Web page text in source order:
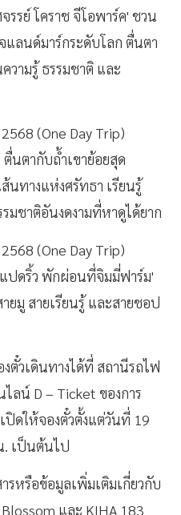
รรย์ โคราช จีโอพาร์ค' ชวน
แลนด์มาร์กระดับโลก ตื่นตา
ามรู้ ธรรมชาติ และ
(One Day Trip)
นตากับถ้ำเขาย้อยสุด
นทางแห่งศรัทธา เรียนรู้
ชาติอันงดงามที่หาดูได้ยาก
(One Day Trip)
แปดริ้ว พักผ่อนที่จิมมี่ฟาร์ม'
มู สายเรียนรู้ และสายชอป
ตั๋วเดินทางได้ที่ สถานีรถไฟ
ลน์ D – Ticket ของการ
ปิดให้จองตั๋วตั้งแต่วันที่ 19
. เป็นต้นไป
รหรือข้อมูลเพิ่มเติมเกี่ยวกับ
และ KIHA 183